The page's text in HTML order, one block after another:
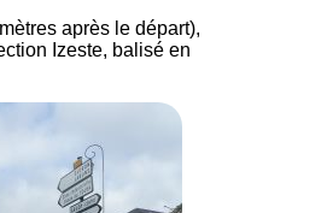
après le départ),
Izeste, balisé en